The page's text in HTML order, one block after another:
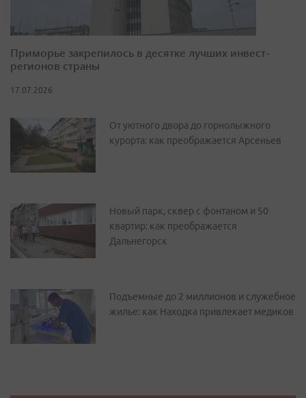
Приморье закрепилось в десятке лучших инвест-
регионов страны
17.07.2026
От уютного двора до горнолыжного
курорта: как преображается Арсеньев
Новый парк, сквер с фонтаном и 50
квартир: как преображается
Дальнегорск
Подъемные до 2 миллионов и служебное
жилье: как Находка привлекает медиков